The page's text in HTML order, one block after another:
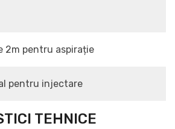
2m pentru aspirație
pentru injectare
TEHNICE